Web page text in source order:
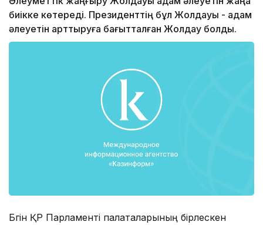
биікке көтереді. Президенттің бұл Жолдауы - адам
әлеуетін арттыруға бағытталған Жолдау болды.
Бүгін ҚР Парламенті палаталарының бірлескен